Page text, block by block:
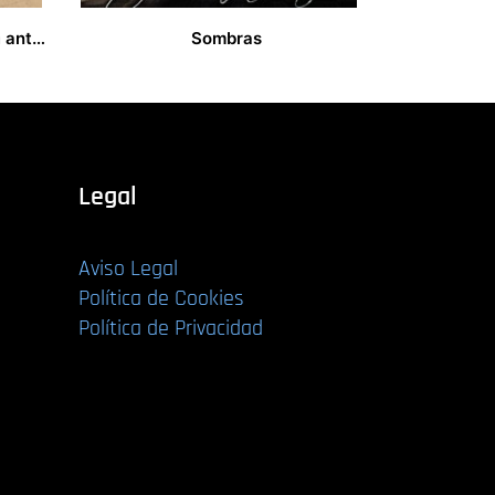
Los escritos de controversia antijudia de Agobardo y Amulón de Lyon Sombras
Legal
Aviso Legal
Política de Cookies
Política de Privacidad